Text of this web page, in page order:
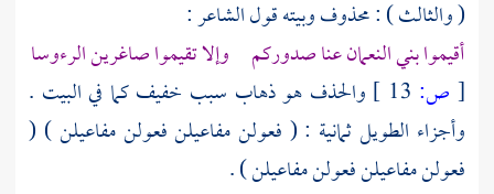
( والثالث ) : محذوف وبيته قول الشاعر :
أقيموابني النعمانعنا صدوركم وإلا تقيموا صاغرين الرءوسا
[ ص:
والحذف هو ذهاب سبب خفيف كما في البيت .
وأجزاء الطويل ثمانية : ( فعولن مفاعيلن فعولن مفاعيلن ) (
فعولن مفاعيلن فعولن مفاعيلن ) .